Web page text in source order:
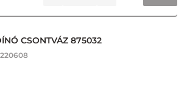
CSONTVÁZ 875032
220608